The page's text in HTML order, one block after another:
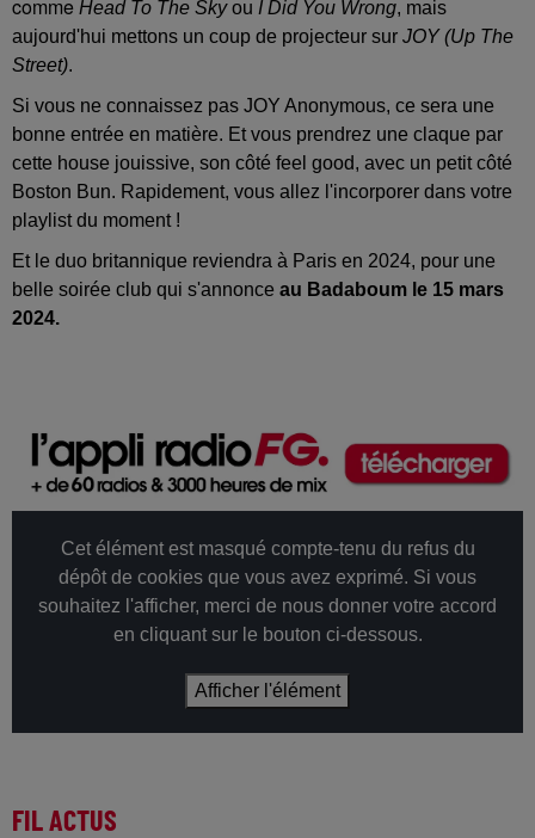
comme HeadTo The Skyou I Did You Wrong, mais
aujourd'hui mettons un coup de projecteur sur JOY (Up The
Street).
Si vous ne connaissez pas JOY Anonymous, ce sera une
bonne entrée en matière. Et vous prendrez une claque par
cette house jouissive, son côté feel good, avec un petit côté
Boston Bun. Rapidement, vous allez l'incorporer dans votre
playlist du moment !
Et le duo britannique reviendra à Paris en 2024, pour une
belle soirée club qui s'annonce au Badaboum le 15 mars
2024.
Cet élément est masqué compte-tenu du refus du
dépôt de cookies que vous avez exprimé. Si vous
souhaitez l'afficher, merci de nous donner votre accord
en cliquant sur le bouton ci-dessous.
Afficher l'élément
FIL ACTUS